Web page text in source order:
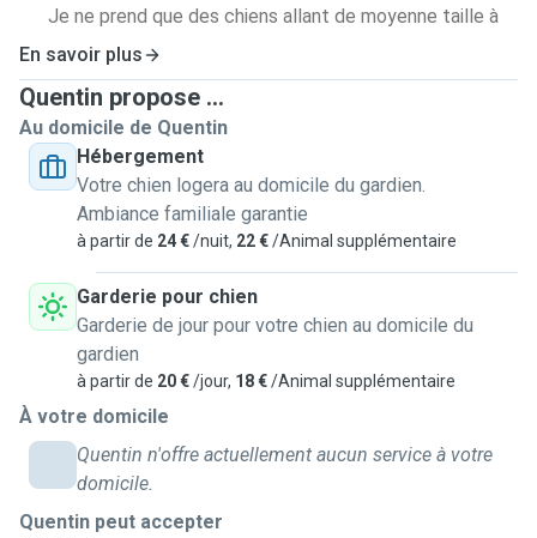
Je ne prend que des chiens allant de moyenne taille à
géant, car mon chien peut intimider de par sa taille les
plus petits.
En savoir plus
Quentin propose ...
Au domicile de Quentin
Hébergement
Votre chien logera au domicile du gardien.
Ambiance familiale garantie
à partir de 24 €/nuit, 22 €/Animal supplémentaire
Garderie pour chien
Garderie de jour pour votre chien au domicile du
gardien
à partir de 20 €/jour, 18 €/Animal supplémentaire
À votre domicile
Quentin n'offre actuellement aucun service à votre
domicile.
Quentin peut accepter